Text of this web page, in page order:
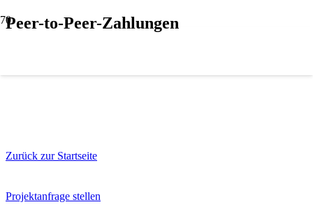
Peer-to-Peer-Zahlungen
Zurück zur Startseite
Projektanfrage stellen